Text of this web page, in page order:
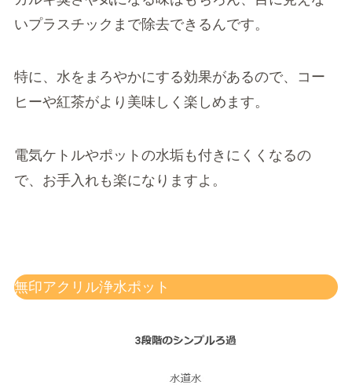
いプラスチックまで除去できるんです。
特に、水をまろやかにする効果があるので、コー
ヒーや紅茶がより美味しく楽しめます。
電気ケトルやポットの水垢も付きにくくなるの
で、お手入れも楽になりますよ。
無印アクリル浄水ポット